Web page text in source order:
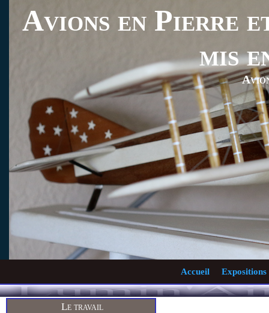
Avions en Pierre
mis
Accueil Expositions
Le travail